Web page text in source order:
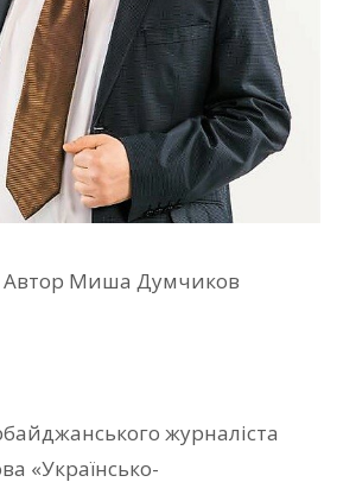
Автор Миша Думчиков
журналіста
«Українсько-